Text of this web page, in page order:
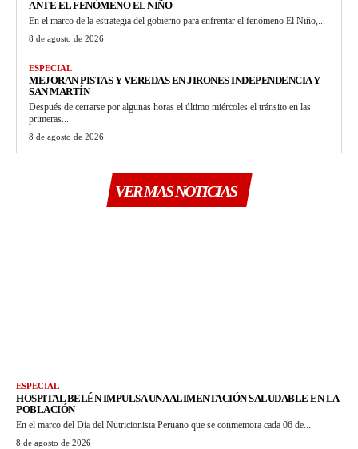
ANTE EL FENÓMENO EL NIÑO
En el marco de la estrategia del gobierno para enfrentar el fenómeno El Niño,...
8 de agosto de 2026
ESPECIAL
MEJORAN PISTAS Y VEREDAS EN JIRONES INDEPENDENCIA Y
SAN MARTÍN
Después de cerrarse por algunas horas el último miércoles el tránsito en las
primeras...
8 de agosto de 2026
VER MAS NOTICIAS
ESPECIAL
HOSPITAL BELÉN IMPULSA UNA ALIMENTACIÓN SALUDABLE EN LA
POBLACIÓN
En el marco del Día del Nutricionista Peruano que se conmemora cada 06 de...
8 de agosto de 2026